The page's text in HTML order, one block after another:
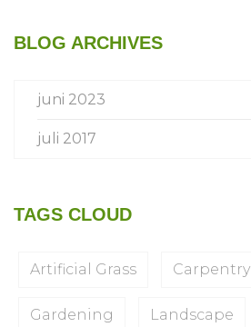
BLOG ARCHIVES
juni 2023
juli 2017
TAGS CLOUD
Artificial Grass Carpentry
Gardening Landscape